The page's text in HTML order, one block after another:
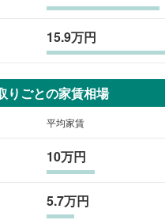
15.9万円
りごとの家賃相場
平均家賃
10万円
5.7万円